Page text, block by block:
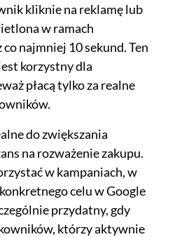
kliknie na reklamę lub
w ramach
najmniej 10 sekund. Ten
korzystny dla
płacą tylko za realne
do zwiększania
na rozważenie zakupu.
w kampaniach, w
celu w Google
przydatny, gdy
którzy aktywnie